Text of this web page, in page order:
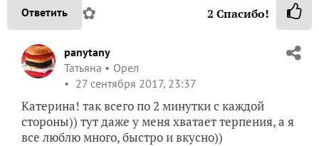
Ответить ✿ 2 Спасибо!
panytany
Татьяна
Орел
27 сентября 2017, 23:37
Катерина! так всего по 2 минутки с каждой
стороны)) тут даже у меня хватает терпения, а я
все люблю много, быстро и вкусно))